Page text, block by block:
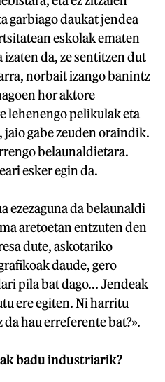
garbiago daukat jendea
eskolak ematen
da, ze sentitzen dut
norbait izango banintz
hor aktore
lehenengo pelikulak eta
gabe zeuden oraindik.
belaunaldietara.
esker egin da.
ezezaguna da belaunaldi
aretoetan entzuten den
dute, askotariko
daude, gero
pila bat dago... Jendeak
ere egiten. Ni harritu
hau erreferente bat?».
badu industriarik?